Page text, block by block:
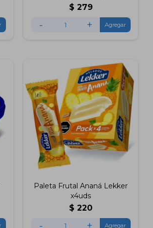
$ 279
- +
Paleta Frutal Ananá Lekker
x4uds
$ 220